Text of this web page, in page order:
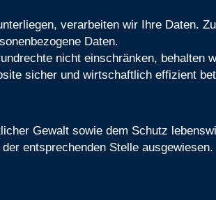
verarbeiten wir Ihre Daten.
Daten.
nicht einschränken, behalten
sicher und wirtschaftlich effizient
Gewalt sowie dem Schutz
entsprechenden Stelle ausgewiesen.